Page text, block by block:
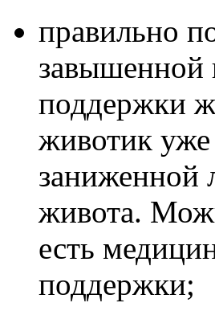
правильно
завышенной
поддержки
животик
заниженной
живота.
есть
поддержки;